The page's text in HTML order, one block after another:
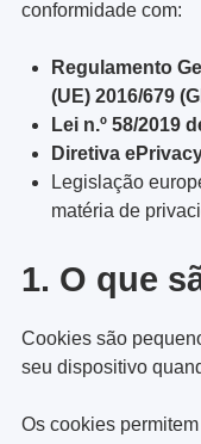
conformidade com:
Regulamento
(UE) 2016/679
Lei n.º 58/2019
Diretiva
Legislação
matéria de
1. O que
Cookies são
seu dispositivo
Os cookies